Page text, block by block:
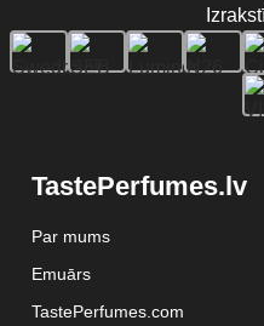
TastePerfumes.lv
Par mums
Emuārs
TastePerfumes.com